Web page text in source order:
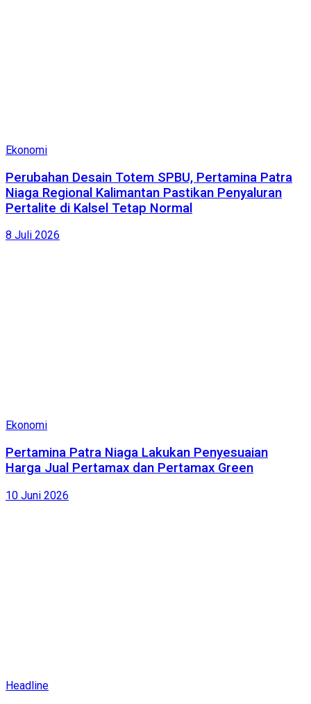
Ekonomi
Perubahan Desain Totem SPBU, Pertamina Patra
Niaga Regional Kalimantan Pastikan Penyaluran
Pertalite di Kalsel Tetap Normal
8 Juli 2026
Ekonomi
Pertamina Patra Niaga Lakukan Penyesuaian
Harga Jual Pertamax dan Pertamax Green
10 Juni 2026
Headline